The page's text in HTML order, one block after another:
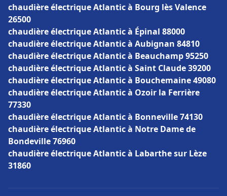
chaudière électrique Atlantic à Bourg lès Valence
26500
chaudière électrique Atlantic à Épinal 88000
chaudière électrique Atlantic à Aubignan 84810
chaudière électrique Atlantic à Beauchamp 95250
chaudière électrique Atlantic à Saint Claude 39200
chaudière électrique Atlantic à Bouchemaine 49080
chaudière électrique Atlantic à Ozoir la Ferrière
77330
chaudière électrique Atlantic à Bonneville 74130
chaudière électrique Atlantic à Notre Dame de
Bondeville 76960
chaudière électrique Atlantic à Labarthe sur Lèze
31860